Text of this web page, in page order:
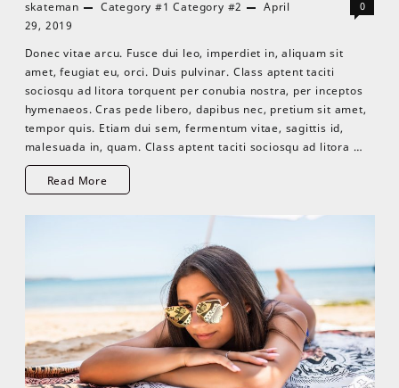
skateman Category #1 Category #2
April
29, 2019
0
Donec vitae arcu. Fusce dui leo, imperdiet in, aliquam sit
amet, feugiat eu, orci. Duis pulvinar. Class aptent taciti
sociosqu ad litora torquent per conubia nostra, per inceptos
hymenaeos. Cras pede libero, dapibus nec, pretium sit amet,
tempor quis. Etiam dui sem, fermentum vitae, sagittis id,
malesuada in, quam. Class aptent taciti sociosqu ad litora …
Read More